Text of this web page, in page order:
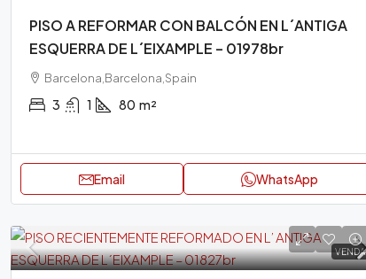
PISO A REFORMAR CON BALCÓN EN L´ANTIGA
ESQUERRA DE L´EIXAMPLE – 01978br
Barcelona,Barcelona,Spain
3 1 80 m²
Email WhatsApp
VENDA